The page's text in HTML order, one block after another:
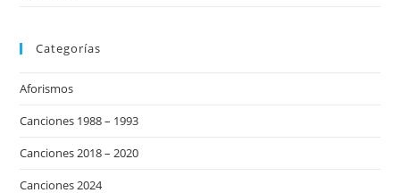
Categorías
Aforismos
Canciones 1988 – 1993
Canciones 2018 – 2020
Canciones 2024